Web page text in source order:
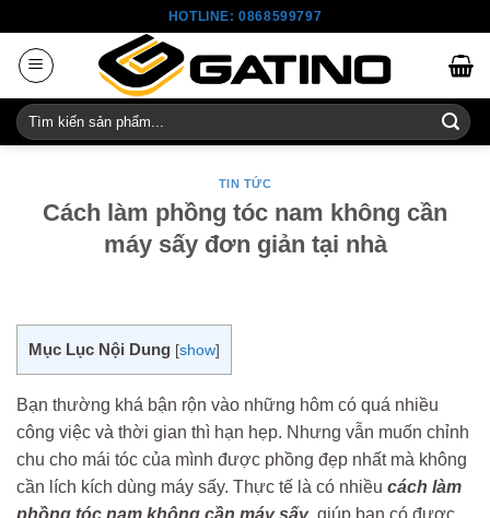
content
HOTLINE: 0868599797
Tìm
kiếm:
TIN TỨC
Cách làm phồng tóc nam không cần
máy sấy đơn giản tại nhà
Mục Lục Nội Dung [show]
Bạn thường khá bận rộn vào những hôm có quá nhiều
công việc và thời gian thì hạn hẹp. Nhưng vẫn muốn chỉnh
chu cho mái tóc của mình được phồng đẹp nhất mà không
cần lích kích dùng máy sấy. Thực tế là có nhiều cách làm
phồng tóc nam không cần máy sấy, giúp bạn có được